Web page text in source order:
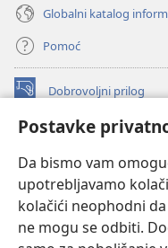
Postavke
Da bismo vam
upotrebljavamo
kolačići neophodni
ne mogu se odbiti.
Globalni katalog
Pomoć
Dobrovoljni prilog
(otvara
novi
INTERNETSKA
se
novi
prozor)
JW Hub
(otvara
se
novi
JW Library